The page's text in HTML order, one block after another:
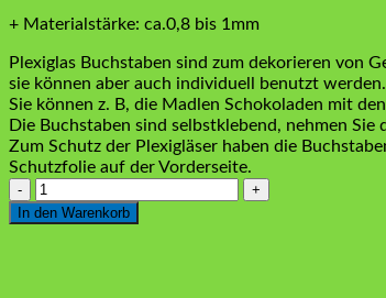
+ Materialstärke: ca.0,8 bis 1mm
Plexiglas Buchstaben sind zum dekorieren von
sie können aber auch individuell benutzt werden.
Sie können z. B, die Madlen Schokoladen mit
Die Buchstaben sind selbstklebend, nehmen
Zum Schutz der Plexigläser haben die
Schutzfolie auf der Vorderseite.
Plexiglas
Buchstaben
„T“
In den Warenkorb